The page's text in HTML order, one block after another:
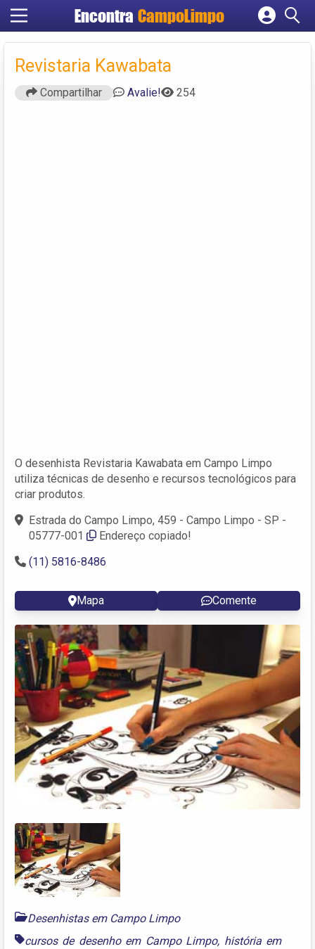
Encontra CampoLimpo
Cadastrar empresa
Criar conta
Revistaria Kawabata
Compartilhar Avalie! 254
O desenhista Revistaria Kawabata em Campo Limpo
utiliza técnicas de desenho e recursos tecnológicos para
criar produtos.
Estrada do Campo Limpo, 459 - Campo Limpo - SP -
05777-001
Endereço copiado!
(11) 5816-8486
Mapa Comente
Desenhistas em Campo Limpo
cursos de desenho em Campo Limpo, história em